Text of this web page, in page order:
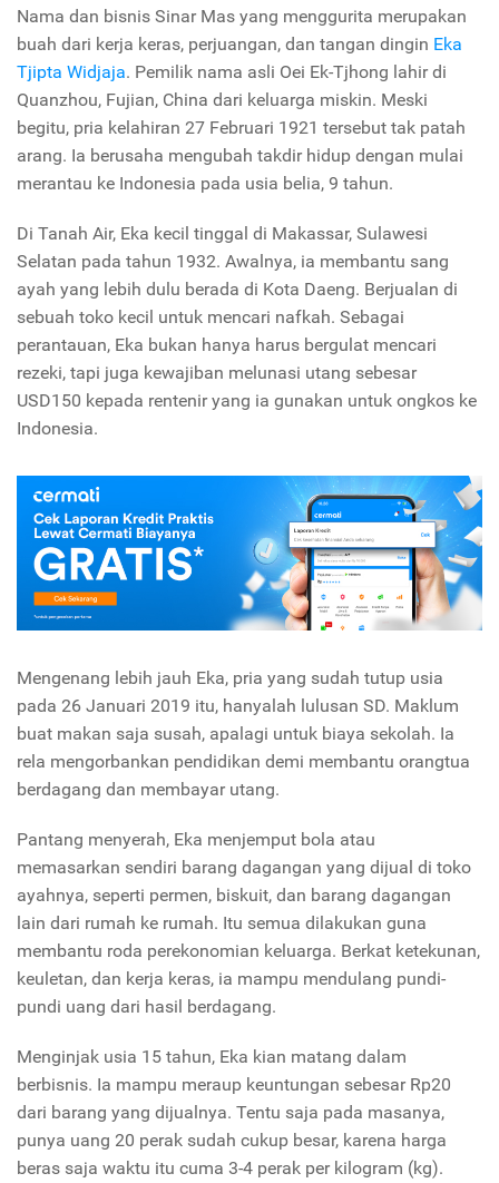
Nama dan bisnis Sinar Mas yang menggurita merupakan
buah dari kerja keras, perjuangan, dan tangan dingin Eka
Tjipta Widjaja. Pemilik nama asli Oei Ek-Tjhong lahir di
Quanzhou, Fujian, China dari keluarga miskin. Meski
begitu, pria kelahiran 27 Februari 1921 tersebut tak patah
arang. Ia berusaha mengubah takdir hidup dengan mulai
merantau ke Indonesia pada usia belia, 9 tahun.
Di Tanah Air, Eka kecil tinggal di Makassar, Sulawesi
Selatan pada tahun 1932. Awalnya, ia membantu sang
ayah yang lebih dulu berada di Kota Daeng. Berjualan di
sebuah toko kecil untuk mencari nafkah. Sebagai
perantauan, Eka bukan hanya harus bergulat mencari
rezeki, tapi juga kewajiban melunasi utang sebesar
USD150 kepada rentenir yang ia gunakan untuk ongkos ke
Indonesia.
Mengenang lebih jauh Eka, pria yang sudah tutup usia
pada 26 Januari 2019 itu, hanyalah lulusan SD. Maklum
buat makan saja susah, apalagi untuk biaya sekolah. Ia
rela mengorbankan pendidikan demi membantu orangtua
berdagang dan membayar utang.
Pantang menyerah, Eka menjemput bola atau
memasarkan sendiri barang dagangan yang dijual di toko
ayahnya, seperti permen, biskuit, dan barang dagangan
lain dari rumah ke rumah. Itu semua dilakukan guna
membantu roda perekonomian keluarga. Berkat ketekunan,
keuletan, dan kerja keras, ia mampu mendulang pundi-
pundi uang dari hasil berdagang.
Menginjak usia 15 tahun, Eka kian matang dalam
berbisnis. Ia mampu meraup keuntungan sebesar Rp20
dari barang yang dijualnya. Tentu saja pada masanya,
punya uang 20 perak sudah cukup besar, karena harga
beras saja waktu itu cuma 3-4 perak per kilogram (kg).